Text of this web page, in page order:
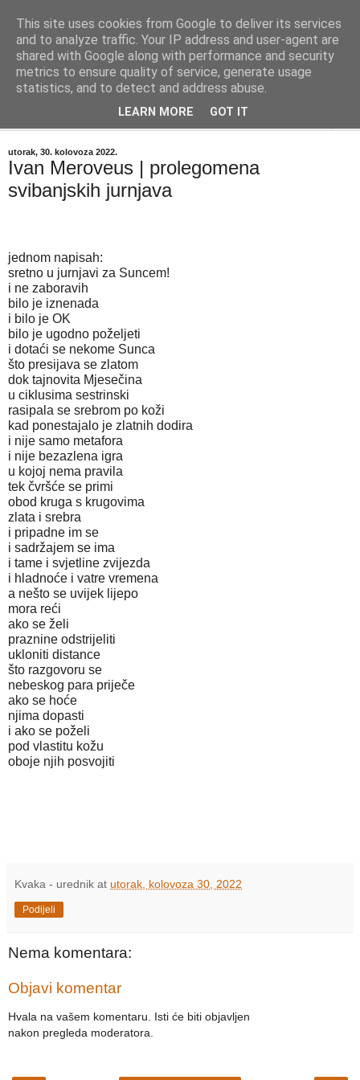
"Kvaka"
Časopis za književnost ISSN 2459-5632
utorak, 30. kolovoza 2022.
Ivan Meroveus | prolegomena
svibanjskih jurnjava
jednom napisah:
sretno u jurnjavi za Suncem!
i ne zaboravih
bilo je iznenada
i bilo je OK
bilo je ugodno poželjeti
i dotaći se nekome Sunca
što presijava se zlatom
dok tajnovita Mjesečina
u ciklusima sestrinski
rasipala se srebrom po koži
kad ponestajalo je zlatnih dodira
i nije samo metafora
i nije bezazlena igra
u kojoj nema pravila
tek čvršće se primi
obod kruga s krugovima
zlata i srebra
i pripadne im se
i sadržajem se ima
i tame i svjetline zvijezda
i hladnoće i vatre vremena
a nešto se uvijek lijepo
mora reći
ako se želi
praznine odstrijeliti
ukloniti distance
što razgovoru se
nebeskog para priječe
ako se hoće
njima dopasti
i ako se poželi
pod vlastitu kožu
oboje njih posvojiti
Kvaka - urednik at utorak, kolovoza 30, 2022
Podijeli
Nema komentara:
Objavi komentar
Hvala na vašem komentaru. Isti će biti objavljen
nakon pregleda moderatora.
This site uses cookies from Google to deliver its services
and to analyze traffic. Your IP address and user-agent are
shared with Google along with performance and security
metrics to ensure quality of service, generate usage
statistics, and to detect and address abuse.
LEARN MORE GOT IT